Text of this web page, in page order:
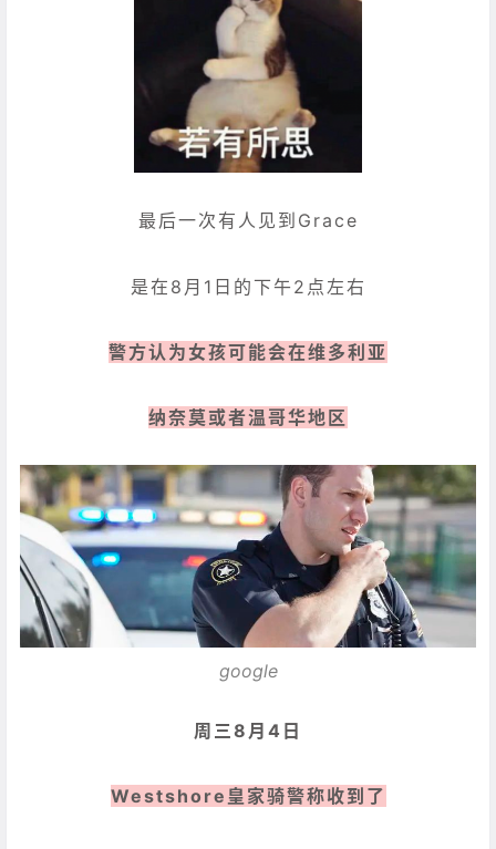
最后一次有人见到Grace
是在8月1日的下午2点左右
警方认为女孩可能会在维多利亚
纳奈莫或者温哥华地区
google
周三8月4日
Westshore皇家骑警称收到了